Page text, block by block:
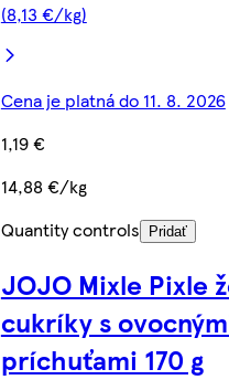
(8,13 €/kg)
Cena je platná do 11. 8. 2026
1,19 €
14,88 €/kg
Quantity controls
Pridať
JOJO Mixle Pixle
cukríky s
príchuťami 170 g